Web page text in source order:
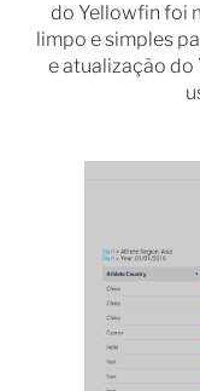
do Yellowfin foi
limpo e simples
e atualização do